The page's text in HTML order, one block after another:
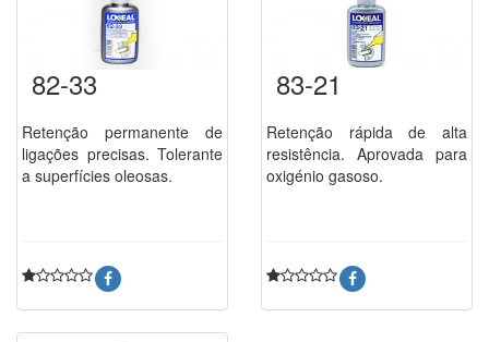
82-33
Retenção permanente de
ligações precisas. Tolerante
a superfícies oleosas.
83-21
Retenção rápida de alta
resistência. Aprovada para
oxigénio gasoso.